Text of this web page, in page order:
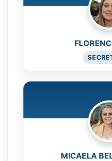
MICAELA